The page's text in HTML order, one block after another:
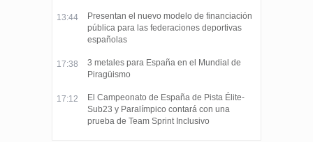
13:44
Presentan el nuevo modelo de financiación
pública para las federaciones deportivas
españolas
17:38
3 metales para España en el Mundial de
Piragüismo
17:12
El Campeonato de España de Pista Élite-
Sub23 y Paralímpico contará con una
prueba de Team Sprint Inclusivo